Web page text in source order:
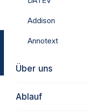
Addison
Annotext
Über uns
Ablauf